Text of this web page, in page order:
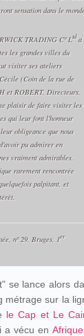
sensation dans le
TRADING Cº Ltda
les grandes villes du
visiter ses ateliers
(Coin de la rue de
et ROBERT, Directeurs,
plaisir de faire visiter les
qui leur font l'honneur
obligeance que nous
pu admirer en
vraiment admirables,
rarement rencontrée
palpitant, et
nº 29, Bruges, 1er
se lance alors
métrage sur la
le Cap et Le
a vécu en